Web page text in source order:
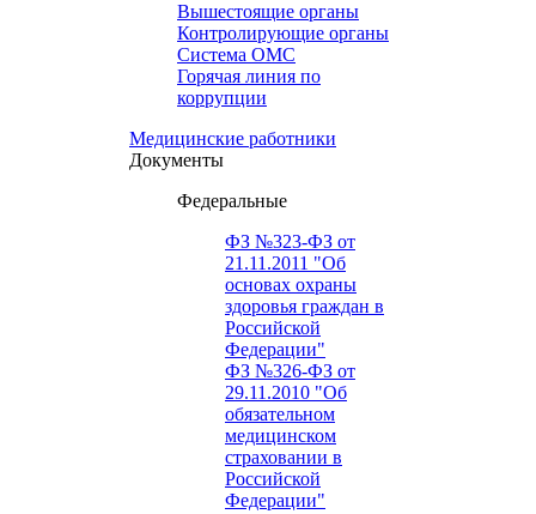
Вышестоящие органы
Контролирующие органы
Система ОМС
Горячая линия по
коррупции
Медицинские работники
Документы
Федеральные
ФЗ №323-ФЗ от
21.11.2011 "Об
основах охраны
здоровья граждан в
Российской
Федерации"
ФЗ №326-ФЗ от
29.11.2010 "Об
обязательном
медицинском
страховании в
Российской
Федерации"